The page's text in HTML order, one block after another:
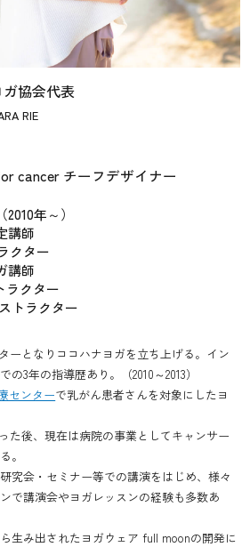
協会代表
RIE
cancer チーフデザイナー
年～）
講師
クター
講師
ラクター
トラクター
ーとなりココハナヨガを立ち上げる。イン
3年の指導歴あり。（2010～2013）
センターで乳がん患者さんを対象にしたヨ
た後、現在は病院の事業としてキャンサー
。
究会・セミナー等での講演をはじめ、様々
で講演会やヨガレッスンの経験も多数あ
生み出されたヨガウェア full moonの開発に